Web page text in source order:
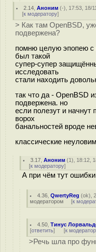
2.14 ,Аноним (-), 17:53, 18/
[к модератору]
> Как там OpenBSD,
подвержена?
помню целую эпопею с
был такой
супер-супер
исследовать
стали находить
так что да - OpenBSD
подвержена. но
если полезут и начнут
ворох
банальностей вроде
классические
3.17 ,Аноним (1), 18:12,
[к модератору]
А при чём тут
4.36 ,QwertyReg (ok),
модератором [к
4.50 ,Тинус
[ответить] [к
>Речь шла про